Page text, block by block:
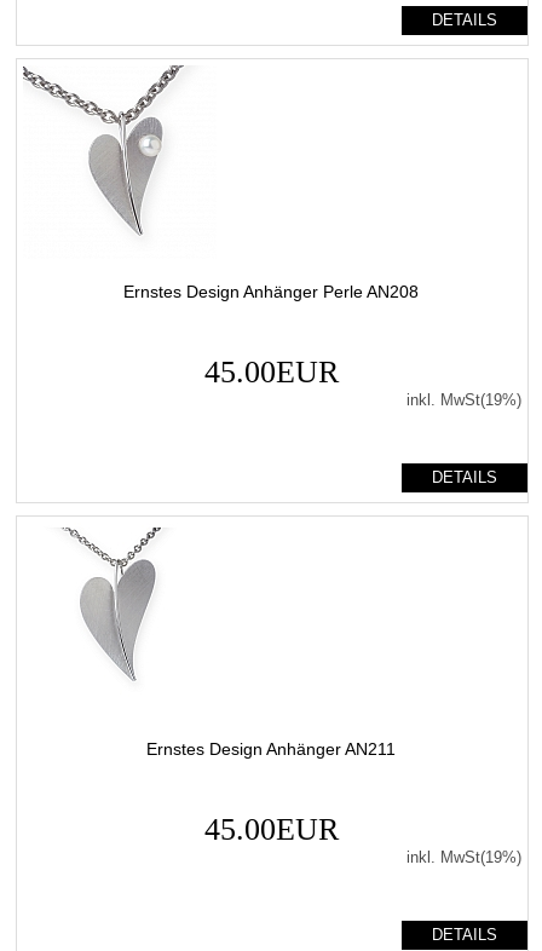
DETAILS
Ernstes Design Anhänger Perle AN208
45.00EUR
inkl. MwSt(19%)
DETAILS
Ernstes Design Anhänger AN211
45.00EUR
inkl. MwSt(19%)
DETAILS